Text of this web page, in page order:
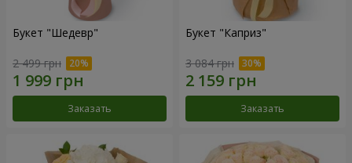
Букет "Шедевр"
2 499 грн
Заказать
Букет "Каприз"
3 084 грн
Заказать